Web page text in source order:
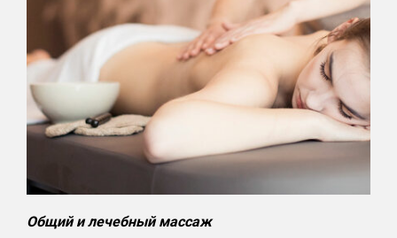
Общий и лечебный массаж